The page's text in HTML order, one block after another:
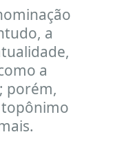
a
a
porém,